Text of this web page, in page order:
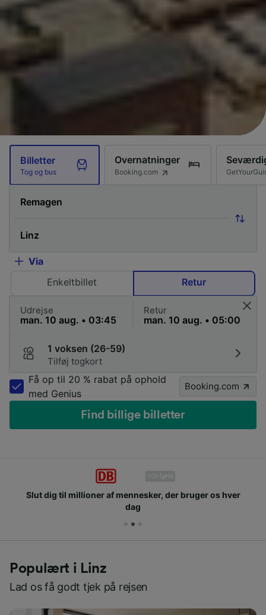
Billetter
Tog og bus
Overnatninger
Booking.com
Via
Enkeltbillet
Retur
Udrejse Retur
1 voksen (26-59)
Tilføj togkort
Få op til 20 % rabat på ophold
med Genius
Booking.com
Find billige billetter
Slut dig til millioner af mennesker, der bruger os hver
dag
Populært i Linz
Lad os få godt tjek på rejsen